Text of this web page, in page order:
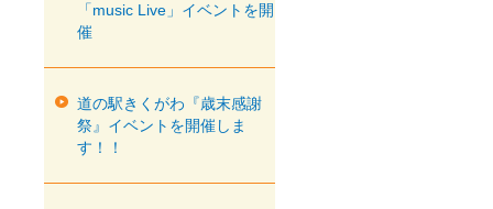
「music Live」イベントを開
催
道の駅きくがわ『歳末感謝
祭』イベントを開催しま
す！！